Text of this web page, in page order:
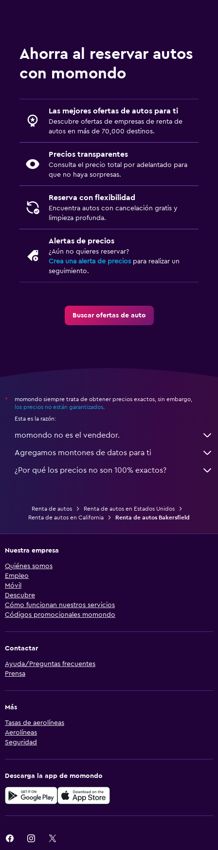
Ahorra al reservar autos
con momondo
Las mejores ofertas de autos para ti
Descubre ofertas de empresas de renta de
autos en más de 70,000 destinos.
Precios transparentes
Consulta el precio total por adelantado para
que no haya sorpresas.
Reserva con flexibilidad
Encuentra autos con cancelación gratis y
limpieza profunda.
Alertas de precios
¿Aún no quieres reservar?
Crea una alerta de precios para realizar un
seguimiento.
Buscar ofertas de auto
*
momondo siempre trata de obtener precios exactos, sin embargo,
los precios no están garantizados
Esta es la razón:
momondo no es el vendedor.
Agregamos montones de datos para ti
¿Por qué los precios no son 100% exactos?
Renta de autos
Renta de autos en Estados Unidos
Renta de autos en California
Renta de autos Bakersfield
Nuestra empresa
Quiénes somos
Empleo
Móvil
Descubre
Cómo funcionan nuestros servicios
Códigos promocionales momondo
Contactar
Ayuda/Preguntas frecuentes
Prensa
Más
Tasas de aerolíneas
Aerolíneas
Seguridad
Descarga la app de momondo